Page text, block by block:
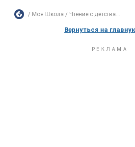
Моя Школа Чтение с детства...
Вернуться на